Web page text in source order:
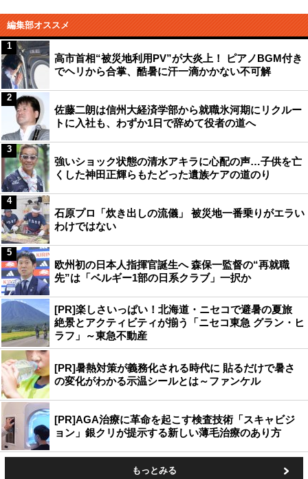
編集部オススメ
高市首相“被災地利用PV”が大炎上！ ピアノBGM付き
でヘリから合掌、酷暑に汗一滴かかない不可解
1
佐藤二朗は信州大経済学部から就職氷河期にリクルー
トに入社も、わずか1日で辞めて役者の道へ
2
強いショック状態の清水アキラに心配の声…子供を亡
くした神田正輝らもたどった遺族ケアの道のり
3
石原プロ「炊き出しの流儀」 被災地一番乗りがエラい
わけではない
4
欧州初の日本人指揮官誕生へ 森保一監督の“再就職
先”は「ベルギー1部の日系クラブ」一択か
5
[PR]楽しさいっぱい！北海道・ニセコで避暑の夏旅
絶景とアクティビティが揃う「ニセコ東急 グラン・ヒ
ラフ」～東急不動産
[PR]暑熱対策が義務化される時代に 貼るだけで暑さ
の変化がわかる示温シールとは～ファンケル
[PR]AGA治療に革命を起こす検査技術「スキャビジ
ョン」銀クリが提示する新しい薄毛治療のあり方
もっとみる